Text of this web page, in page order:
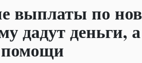
выплаты по
дадут деньги,
помощи